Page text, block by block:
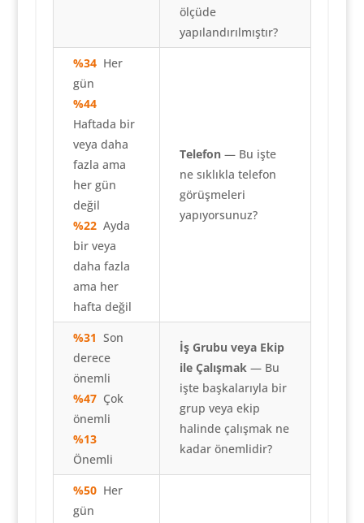
ölçüde
yapılandırılmıştır?
%34Her
gün
%44
Haftada bir
veya daha
fazla ama
her gün
değil
%22 Ayda
bir veya
daha fazla
ama her
hafta değil
Telefon— Bu işte
ne sıklıkla telefon
görüşmeleri
yapıyorsunuz?
%31 Son
derece
önemli
%47Çok
önemli
%13
Önemli
İş Grubu veya Ekip
ile Çalışmak— Bu
işte başkalarıyla bir
grup veya ekip
halinde çalışmak ne
kadar önemlidir?
%50Her
gün